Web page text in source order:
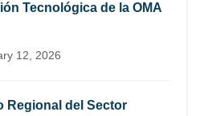
Tecnológica de la OMA
12, 2026
Regional del Sector